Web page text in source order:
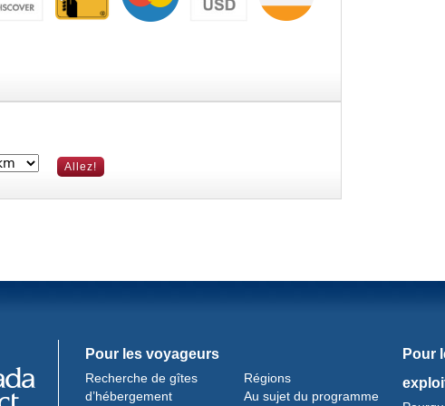
Pour les voyageurs
Recherche de gîtes
d’hébergement
Régions
Au sujet du programme
Pour